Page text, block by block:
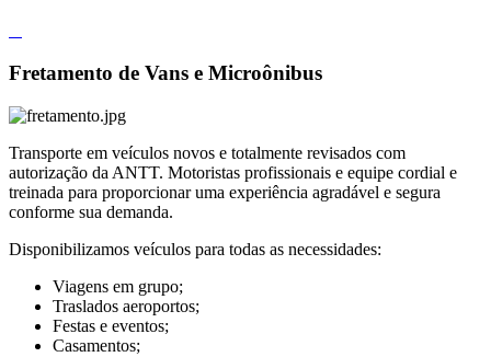
Fretamento de Vans e Microônibus
Transporte em veículos novos e totalmente revisados com
autorização da ANTT. Motoristas profissionais e equipe cordial e
treinada para proporcionar uma experiência agradável e segura
conforme sua demanda.
Disponibilizamos veículos para todas as necessidades:
Viagens em grupo;
Traslados aeroportos;
Festas e eventos;
Casamentos;